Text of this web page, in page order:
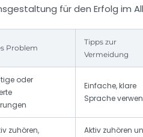
für den Erfolg im
Problem
Tipps zur
Vermeidung
oder
Einfache, klare
Sprache
zuhören,
Aktiv zuhören